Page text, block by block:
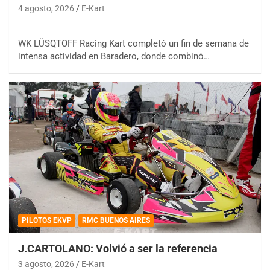
4 agosto, 2026 E-Kart
WK LÜSQTOFF Racing Kart completó un fin de semana de
intensa actividad en Baradero, donde combinó…
PILOTOS EKVP RMC BUENOS AIRES
J.CARTOLANO: Volvió a ser la referencia
3 agosto, 2026 E-Kart